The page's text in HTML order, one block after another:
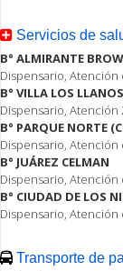
Servicios de
B° ALMIRANTE
Dispensario, Atención
B° VILLA LOS LLANOS
Dispensario, Atención
B° PARQUE NORTE
Dispensario, Atención
B° JUÁREZ CELMAN
Dispensario, Atención
B° CIUDAD DE LOS
Dispensario, Atención
Transporte de